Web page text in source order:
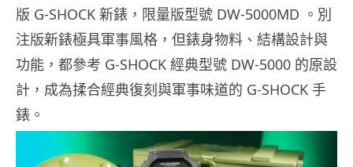
版 G-SHOCK 新錶，限量版型號 DW-5000MD 。別
注版新錶極具軍事風格，但錶身物料、結構設計與
功能，都參考 G-SHOCK 經典型號 DW-5000 的原設
計，成為揉合經典復刻與軍事味道的 G-SHOCK 手
錶。